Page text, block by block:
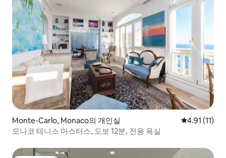
Monte-Carlo, Monaco의 개인실 평점 4.91점
4.91 (11)
모나코 테니스 마스터스, 도보 12분, 전용 욕실